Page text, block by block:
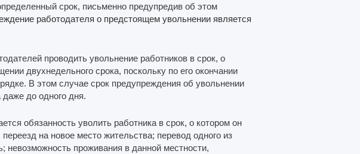
срок, письменно предупредив об этом
работодателя о предстоящем увольнении является
проводить увольнение работников в срок, о
двухнедельного срока, поскольку по его окончании
В этом случае срок предупреждения об увольнении
до одного дня.
обязанность уволить работника в срок, о котором он
на новое место жительства; перевод одного из
невозможность проживания в данной местности,